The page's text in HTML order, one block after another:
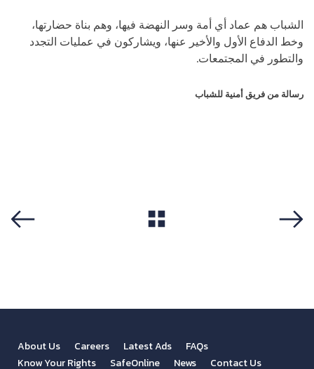
الشباب هم عماد أي أمة وسر النهضة فيها، وهم بناة حضارتها،
وخط الدفاع الأول والأخير عنها، ويشاركون في عمليات التجدد
والتطور في المجتمعات.
رسالة من فريق أمنية للشباب
About Us Careers Latest Ads
FAQs
Know Your Rights
SafeOnline News
Contact Us